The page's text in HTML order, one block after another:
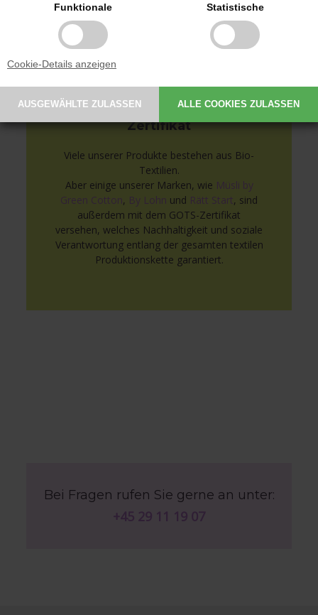
Funktionale Statistische
Cookie-Details anzeigen
Auswahl an Babybekleidung hier ansehen
Bio-Textilien mit GOTS-
Zertifikat
Viele unserer Produkte bestehen aus Bio-
Textilien.
Aber einige unserer Marken, wie Müsli by
Green Cotton, By Lohn und Rätt Start, sind
außerdem mit dem GOTS-Zertifikat
versehen, welches Nachhaltigkeit und soziale
Verantwortung entlang der gesamten textilen
Produktionskette garantiert.
Bei Fragen rufen Sie gerne an unter:
+45 29 11 19 07